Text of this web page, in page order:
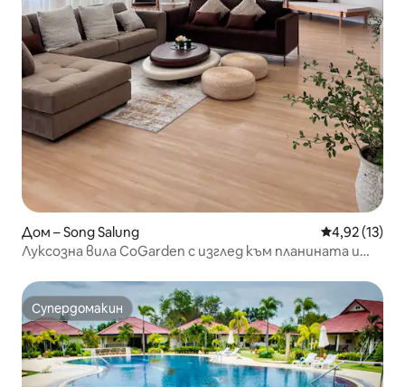
Дом – Song Salung Средна
4,92 (13)
Луксозна вила CoGarden с изглед към планината и
Супердомакин
Супердомакин